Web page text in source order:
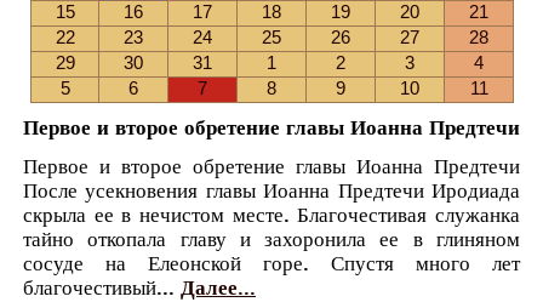
15
16 17 18 19 20
21
22
23 24 25 26 27
28
29
30 31 1 2 3
4
5
6 7 8 9 10 11
Первое и второе обретение главы Иоанна Предтечи
Первое и второе обретение главы Иоанна Предтечи
После усекновения главы Иоанна Предтечи Иродиада
скрыла ее в нечистом месте. Благочестивая служанка
тайно откопала главу и захоронила ее в глиняном
сосуде на Елеонской горе. Спустя много лет
благочестивый... Далее...